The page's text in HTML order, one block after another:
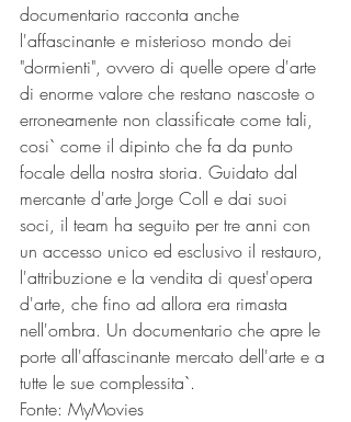
documentario racconta anche
l'affascinante e misterioso mondo dei
"dormienti", ovvero di quelle opere d'arte
di enorme valore che restano nascoste o
erroneamente non classificate come tali,
cosi` come il dipinto che fa da punto
focale della nostra storia. Guidato dal
mercante d'arte Jorge Coll e dai suoi
soci, il team ha seguito per tre anni con
un accesso unico ed esclusivo il restauro,
l'attribuzione e la vendita di quest'opera
d'arte, che fino ad allora era rimasta
nell'ombra. Un documentario che apre le
porte all'affascinante mercato dell'arte e a
tutte le sue complessita`.
Fonte: MyMovies